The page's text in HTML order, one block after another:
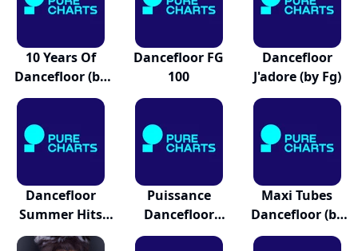
10 Years Of
Dancefloor (by
Fg)
Dancefloor FG
100
Dancefloor
J'adore (by Fg)
Dancefloor
Summer Hits
2013
Puissance
Dancefloor
Winter 2...
Maxi Tubes
Dancefloor (by
Fg)